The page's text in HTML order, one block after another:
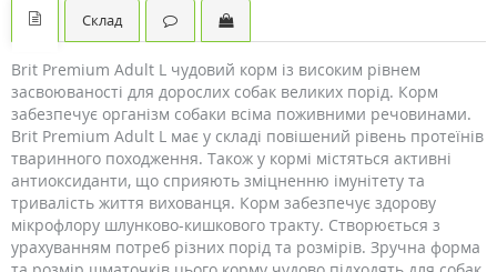
Склад
Brit Premium Adult L чудовий корм із високим рівнем
засвоюваності для дорослих собак великих порід. Корм
забезпечує організм собаки всіма поживними речовинами.
Brit Premium Adult L має у складі повішений рівень протеїнів
тваринного походження. Також у кормі містяться активні
антиоксиданти, що сприяють зміцненню імунітету та
тривалість життя вихованця. Корм забезпечує здорову
мікрофлору шлунково-кишкового тракту. Створюється з
урахуванням потреб різних порід та розмірів. Зручна форма